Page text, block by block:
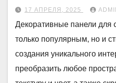
17 АПРЕЛЯ, 2025
Декоративные панели для
только популярным, но и
создания уникального
преобразить любое